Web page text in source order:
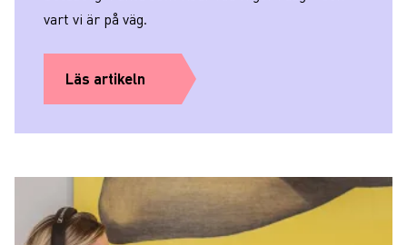
vart vi är på väg.
Läs artikeln